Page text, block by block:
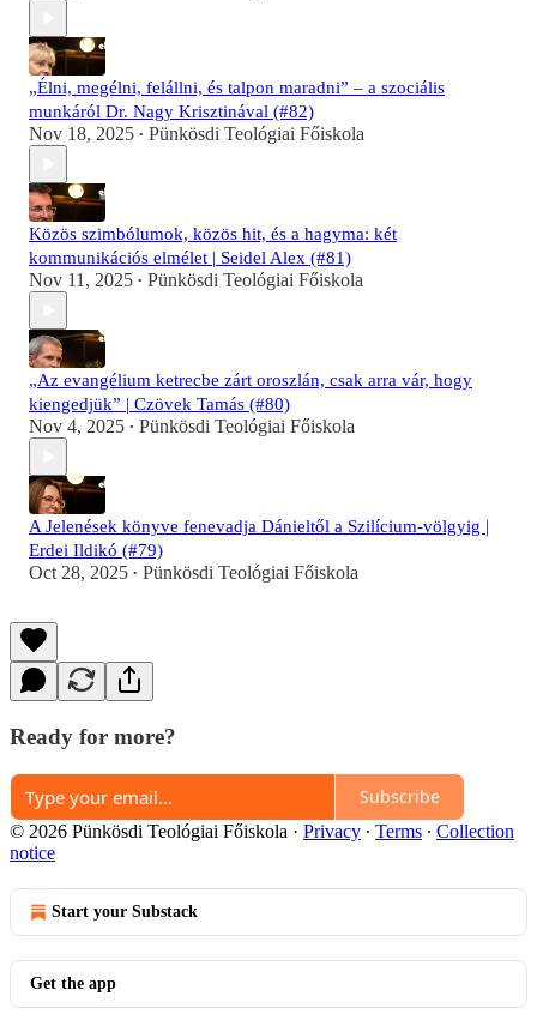
„Élni, megélni, felállni, és talpon maradni” – a szociális
munkáról Dr. Nagy Krisztinával (#82)
Nov 18, 2025 • Pünkösdi Teológiai Főiskola
Közös szimbólumok, közös hit, és a hagyma: két
kommunikációs elmélet | Seidel Alex (#81)
Nov 11, 2025 • Pünkösdi Teológiai Főiskola
„Az evangélium ketrecbe zárt oroszlán, csak arra vár, hogy
kiengedjük” | Czövek Tamás (#80)
Nov 4, 2025 • Pünkösdi Teológiai Főiskola
A Jelenések könyve fenevadja Dánieltől a Szilícium-völgyig |
Erdei Ildikó (#79)
Oct 28, 2025 • Pünkösdi Teológiai Főiskola
Ready for more?
Subscribe
© 2026 Pünkösdi Teológiai Főiskola · Privacy ∙ Terms ∙ Collection
notice
Start your Substack
Get the app